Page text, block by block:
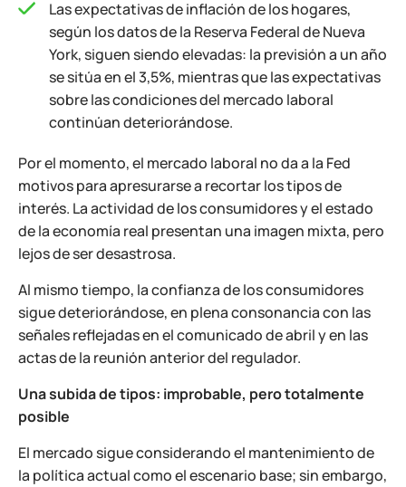
Las expectativas de inflación de los hogares,
según los datos de la Reserva Federal de Nueva
York, siguen siendo elevadas: la previsión a un año
se sitúa en el 3,5%, mientras que las expectativas
sobre las condiciones del mercado laboral
continúan deteriorándose.
Por el momento, el mercado laboral no da a la Fed
motivos para apresurarse a recortar los tipos de
interés. La actividad de los consumidores y el estado
de la economía real presentan una imagen mixta, pero
lejos de ser desastrosa.
Al mismo tiempo, la confianza de los consumidores
sigue deteriorándose, en plena consonancia con las
señales reflejadas en el comunicado de abril y en las
actas de la reunión anterior del regulador.
Una subida de tipos: improbable, pero totalmente
posible
El mercado sigue considerando el mantenimiento de
la política actual como el escenario base; sin embargo,